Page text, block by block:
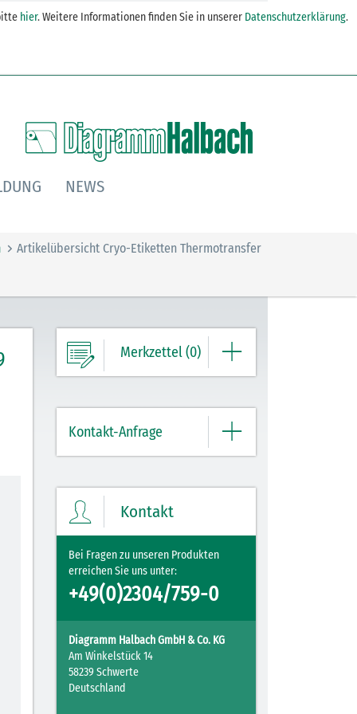
hier. Weitere Informationen finden Sie in unserer Datenschutzerklärung.
NEWS
Artikelübersicht Cryo-Etiketten Thermotransfer
Merkzettel (0)
Einträge.
Kontakt-Anfrage
Nachricht ein.
Kontakt
Bei Fragen zu unseren Produkten
erreichen Sie uns unter:
+49(0)2304/759-0
Diagramm Halbach GmbH & Co. KG
Am Winkelstück 14
58239 Schwerte
Deutschland